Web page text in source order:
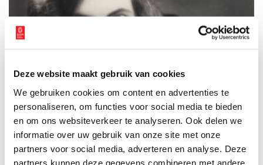
Deze website maakt gebruik van cookies
We gebruiken cookies om content en advertenties te
personaliseren, om functies voor social media te bieden
en om ons websiteverkeer te analyseren. Ook delen we
informatie over uw gebruik van onze site met onze
partners voor social media, adverteren en analyse. Deze
partners kunnen deze gegevens combineren met andere
Bosmans
Ook vrouwen componeren. Enkele bekende Nederlandse
vrouwelijke componisten zijn Anne-Maartje Lemereis, Calliope
Tsoupaki (beide Componist des Vaderlands) en Christina Viola
Oorebeek. Maar ook Caroline Berkenbosch, Lavinia Meijer,
Mathilde Wantenaar of Sarah Neutkens. En er zijn nog zo veel
meer namen. Wat een positieve ontwikkeling is, is dat er ook